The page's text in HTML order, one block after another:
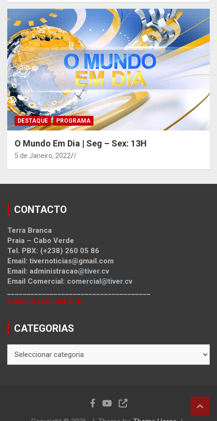
DESTAQUE PROGRAMA
O Mundo Em Dia | Seg – Sex: 13H
5 de Janeiro, 2022 /
CONTACTO
Terra Branca
Praia – Cabo Verde
Tel. PBX: (+238) 260 05 86
Email: tivernoticias@gmail.com
Email: administracao@tiver.cv
Email Comercial: comercial@tiver.cv
Estatuto Editorial SCD
CATEGORIAS